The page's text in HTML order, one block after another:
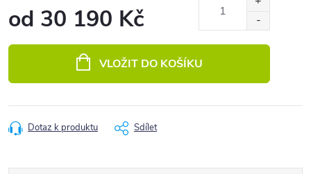
od 30 190 Kč
VLOŽIT DO KOŠÍKU
Dotaz k produktu Sdílet